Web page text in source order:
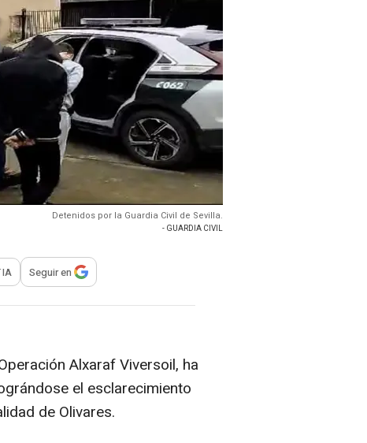
Detenidos por la Guardia Civil de Sevilla.
- GUARDIA CIVIL
para compartir
IA Seguir en
Alxaraf Viversoil, ha
el esclarecimiento
de Olivares.